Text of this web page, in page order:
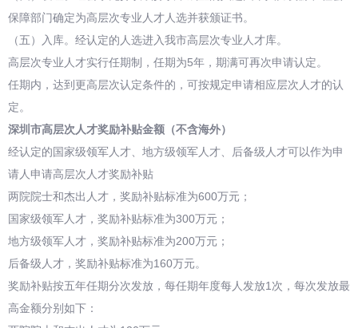
保障部门确定为高层次专业人才人选并获颁证书。
（五）入库。经认定的人选进入我市高层次专业人才库。
高层次专业人才实行任期制，任期为5年，期满可再次申请认定。
任期内，达到更高层次认定条件的，可按规定申请相应层次人才的认
定。
深圳市高层次人才奖励补贴金额（不含海外）
经认定的国家级领军人才、地方级领军人才、后备级人才可以作为申
请人申请高层次人才奖励补贴
两院院士和杰出人才，奖励补贴标准为600万元；
国家级领军人才，奖励补贴标准为300万元；
地方级领军人才，奖励补贴标准为200万元；
后备级人才，奖励补贴标准为160万元。
奖励补贴按五年任期分次发放，每任期年度每人发放1次，每次发放最
高金额分别如下：